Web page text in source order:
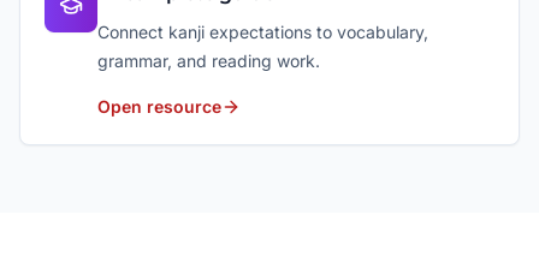
Connect kanji expectations to vocabulary,
grammar, and reading work.
Open resource